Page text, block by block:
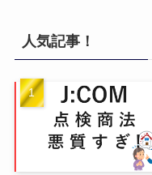
人気記事！